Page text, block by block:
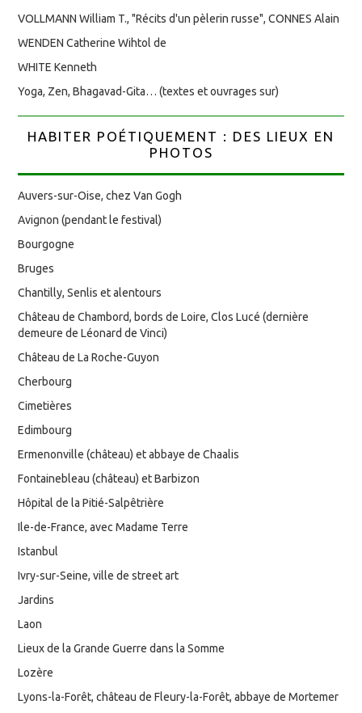
VOLLMANN William T., "Récits d'un pèlerin russe", CONNES Alain
WENDEN Catherine Wihtol de
WHITE Kenneth
Yoga, Zen, Bhagavad-Gita… (textes et ouvrages sur)
HABITER POÉTIQUEMENT : DES LIEUX EN
PHOTOS
Auvers-sur-Oise, chez Van Gogh
Avignon (pendant le festival)
Bourgogne
Bruges
Chantilly, Senlis et alentours
Château de Chambord, bords de Loire, Clos Lucé (dernière
demeure de Léonard de Vinci)
Château de La Roche-Guyon
Cherbourg
Cimetières
Edimbourg
Ermenonville (château) et abbaye de Chaalis
Fontainebleau (château) et Barbizon
Hôpital de la Pitié-Salpêtrière
Ile-de-France, avec Madame Terre
Istanbul
Ivry-sur-Seine, ville de street art
Jardins
Laon
Lieux de la Grande Guerre dans la Somme
Lozère
Lyons-la-Forêt, château de Fleury-la-Forêt, abbaye de Mortemer